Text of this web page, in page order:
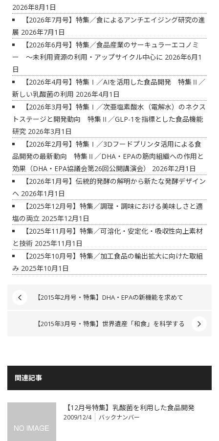
2026年8月1日
【2026年7月号】特集／食によるアンチエイジング研究の進
展 2026年7月1日
【2026年6月号】特集／食品産業のサーキュラーエコノミ
ー ～未利用資源の利用・アップサイクル中心に 2026年6月1
日
【2026年4月号】特集Ⅰ／AIを活用した食品開発 特集Ⅱ／
新しい乳酸菌の利用 2026年4月1日
【2026年3月号】特集Ⅰ／次亜塩素酸水（電解水）のネクス
トステージと開発動向 特集Ⅱ／GLP-1を指標とした食品機能
研究 2026年3月1日
【2026年2月号】特集Ⅰ／3Dフードプリンタ活用による食
品開発の最新動向 特集Ⅱ／DHA・EPAの筋肉組織への作用と
効果（DHA・EPA協議会第26回公開講演会）
2026年2月1日
【2026年1月号】伝統的発酵の解明から新たな発酵デザイン
へ 2026年1月1日
【2025年12月号】特集／調理・調味における美味しさと適
塩の両立 2025年12月1日
【2025年11月号】特集／可溶化・安定化・吸収性向上素材
と技術 2025年11月1日
【2025年10月号】特集／加工食品の輸出拡大に向けた取組
み 2025年10月1日
【2015年2月号・特集】DHA・EPAの新機能を求めて
【2015年3月号・特集】世界遺産「和食」を科学する
関連記事
【12月号特集】乳酸菌を利用した食品開発
2009/12/4 バックナンバー